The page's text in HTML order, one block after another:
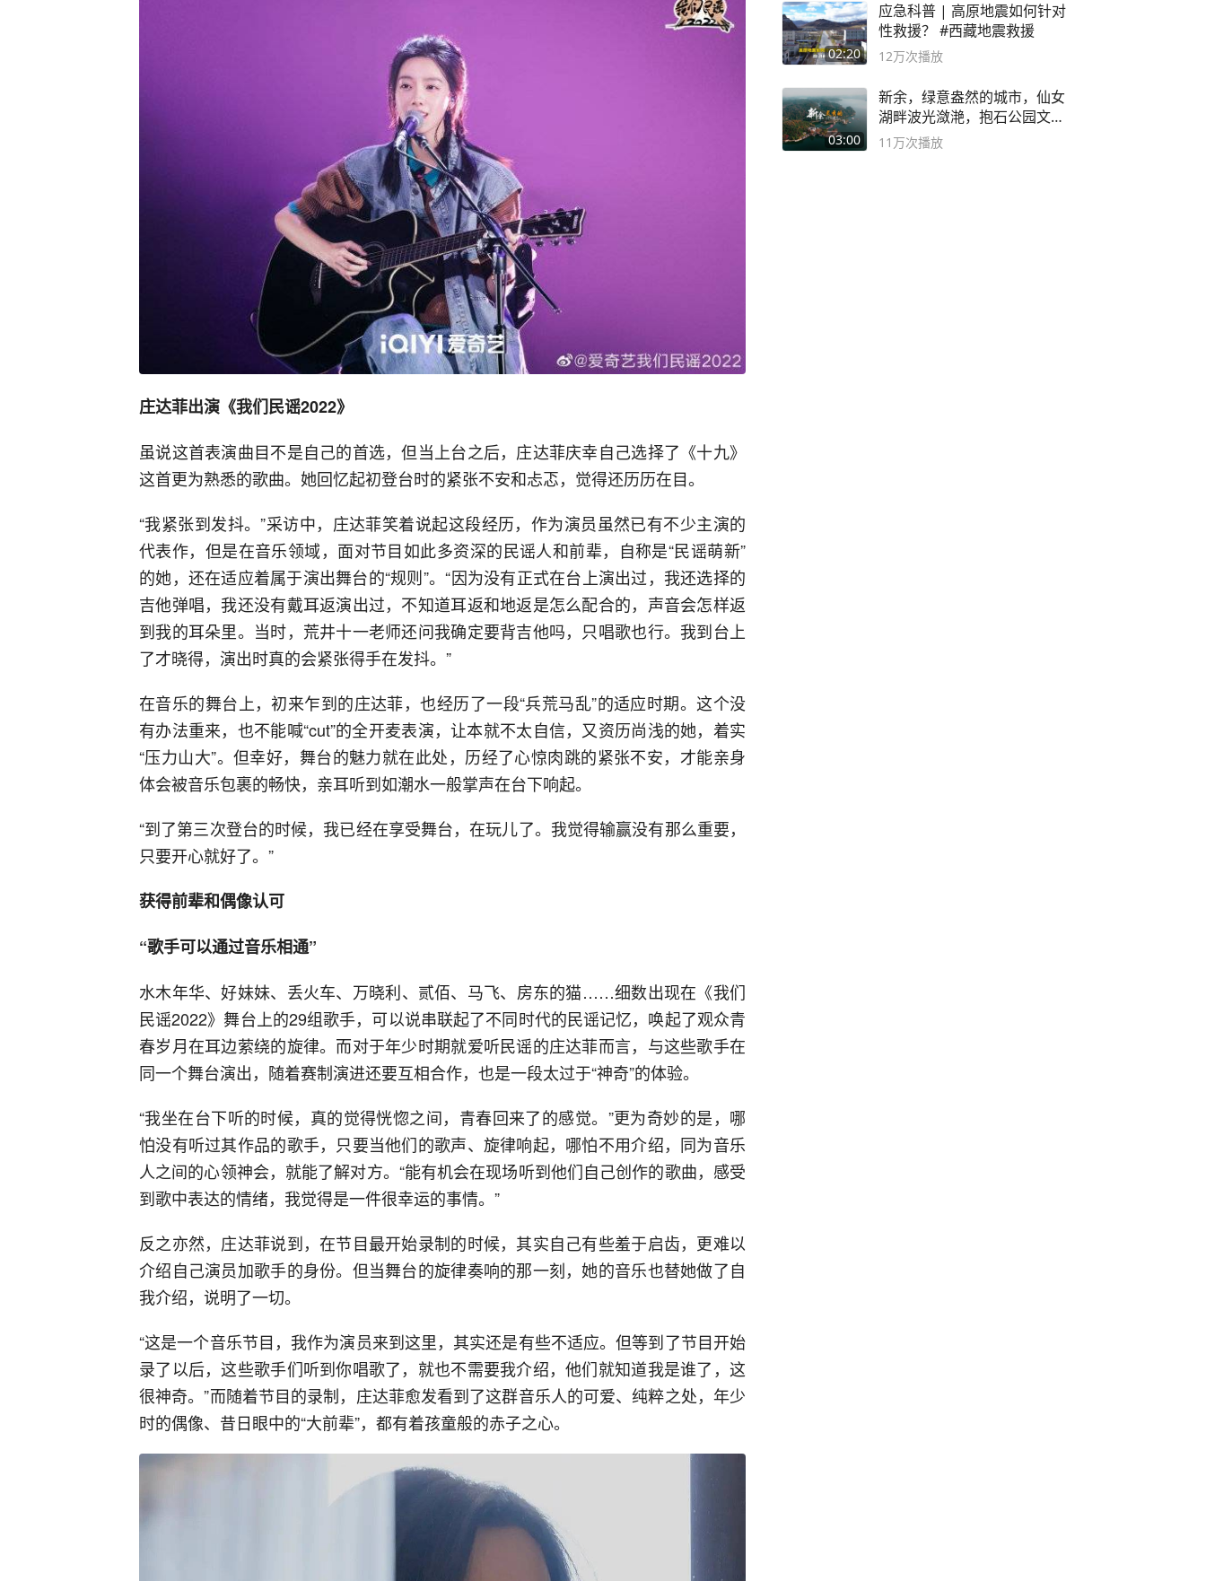
庄达菲出演《我们民谣2022》
虽说这首表演曲目不是自己的首选，但当上台之后，庄达菲庆幸自己选择了《十九》
这首更为熟悉的歌曲。她回忆起初登台时的紧张不安和忐忑，觉得还历历在目。
“我紧张到发抖。”采访中，庄达菲笑着说起这段经历，作为演员虽然已有不少主演的
代表作，但是在音乐领域，面对节目如此多资深的民谣人和前辈，自称是“民谣萌新”
的她，还在适应着属于演出舞台的“规则”。“因为没有正式在台上演出过，我还选择的
吉他弹唱，我还没有戴耳返演出过，不知道耳返和地返是怎么配合的，声音会怎样返
到我的耳朵里。当时，荒井十一老师还问我确定要背吉他吗，只唱歌也行。我到台上
了才晓得，演出时真的会紧张得手在发抖。”
在音乐的舞台上，初来乍到的庄达菲，也经历了一段“兵荒马乱”的适应时期。这个没
有办法重来，也不能喊“cut”的全开麦表演，让本就不太自信，又资历尚浅的她，着实
“压力山大”。但幸好，舞台的魅力就在此处，历经了心惊肉跳的紧张不安，才能亲身
体会被音乐包裹的畅快，亲耳听到如潮水一般掌声在台下响起。
“到了第三次登台的时候，我已经在享受舞台，在玩儿了。我觉得输赢没有那么重要，
只要开心就好了。”
获得前辈和偶像认可
“歌手可以通过音乐相通”
水木年华、好妹妹、丢火车、万晓利、贰佰、马飞、房东的猫……细数出现在《我们
民谣2022》舞台上的29组歌手，可以说串联起了不同时代的民谣记忆，唤起了观众青
春岁月在耳边萦绕的旋律。而对于年少时期就爱听民谣的庄达菲而言，与这些歌手在
同一个舞台演出，随着赛制演进还要互相合作，也是一段太过于“神奇”的体验。
“我坐在台下听的时候，真的觉得恍惚之间，青春回来了的感觉。”更为奇妙的是，哪
怕没有听过其作品的歌手，只要当他们的歌声、旋律响起，哪怕不用介绍，同为音乐
人之间的心领神会，就能了解对方。“能有机会在现场听到他们自己创作的歌曲，感受
到歌中表达的情绪，我觉得是一件很幸运的事情。”
反之亦然，庄达菲说到，在节目最开始录制的时候，其实自己有些羞于启齿，更难以
介绍自己演员加歌手的身份。但当舞台的旋律奏响的那一刻，她的音乐也替她做了自
我介绍，说明了一切。
“这是一个音乐节目，我作为演员来到这里，其实还是有些不适应。但等到了节目开始
录了以后，这些歌手们听到你唱歌了，就也不需要我介绍，他们就知道我是谁了，这
很神奇。”而随着节目的录制，庄达菲愈发看到了这群音乐人的可爱、纯粹之处，年少
时的偶像、昔日眼中的“大前辈”，都有着孩童般的赤子之心。
02:20
应急科普 | 高原地震如何针对
性救援？ #西藏地震救援
12万次播放
03:00
新余，绿意盎然的城市，仙女
湖畔波光潋滟，抱石公园文化
深邃……
11万次播放